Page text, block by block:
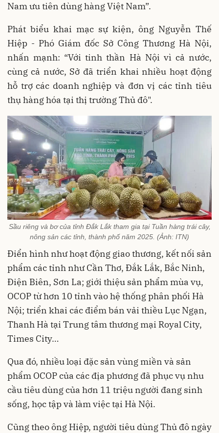
Nam ưu tiên dùng hàng Việt Nam”.
Phát biểu khai mạc sự kiện, ông Nguyễn Thế
Hiệp - Phó Giám đốc Sở Công Thương Hà Nội,
nhấn mạnh: “Với tinh thần Hà Nội vì cả nước,
cùng cả nước, Sở đã triển khai nhiều hoạt động
hỗ trợ các doanh nghiệp và đơn vị các tỉnh tiêu
thụ hàng hóa tại thị trường Thủ đô".
Sầu riêng và bơ của tỉnh Đắk Lắk tham gia tại Tuần hàng trái cây,
nông sản các tỉnh, thành phố năm 2025. (Ảnh: ITN)
Điển hình như hoạt động giao thương, kết nối sản
phẩm các tỉnh như Cần Thơ, Đắk Lắk, Bắc Ninh,
Điện Biên, Sơn La; giới thiệu sản phẩm mùa vụ,
OCOP từ hơn 10 tỉnh vào hệ thống phân phối Hà
Nội; triển khai các điểm bán vải thiều Lục Ngạn,
Thanh Hà tại Trung tâm thương mại Royal City,
Times City…
Qua đó, nhiều loại đặc sản vùng miền và sản
phẩm OCOP của các địa phương đã phục vụ nhu
cầu tiêu dùng của hơn 11 triệu người đang sinh
sống, học tập và làm việc tại Hà Nội.
Cũng theo ông Hiệp, người tiêu dùng Thủ đô ngày